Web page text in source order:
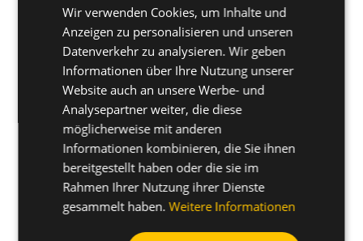
® Gewindeformschrauben bieten
eine starke mechanische Verbindung und
gewährleisten die elektrische Leistung Ihres EV-
Ladegeräts bei gleichzeitiger Reduzierung der
Produktkosten und des Gewichts.
SPANISH
GERMAN
Wir verwenden Cookies, um Inhalte und
Anzeigen zu personalisieren und unseren
Datenverkehr zu analysieren. Wir geben
Informationen über Ihre Nutzung unserer
Website auch an unsere Werbe- und
Analysepartner weiter, die diese
möglicherweise mit anderen
Informationen kombinieren, die Sie ihnen
bereitgestellt haben oder die sie im
Rahmen Ihrer Nutzung ihrer Dienste
gesammelt haben. Weitere Informationen